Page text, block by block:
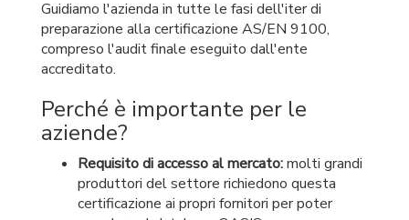
Guidiamo l'azienda in tutte le fasi dell'iter di
preparazione alla certificazione AS/EN 9100,
compreso l'audit finale eseguito dall'ente
accreditato.
Perché è importante per le
aziende?
Requisito di accesso al mercato:molti grandi
produttori del settore richiedono questa
certificazione ai propri fornitori per poter